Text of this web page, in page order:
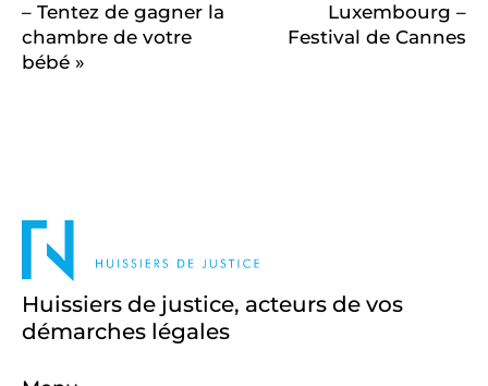
– Tentez de gagner la
chambre de votre
bébé »
Luxembourg –
Festival de Cannes
Huissiers de justice, acteurs de vos
démarches légales